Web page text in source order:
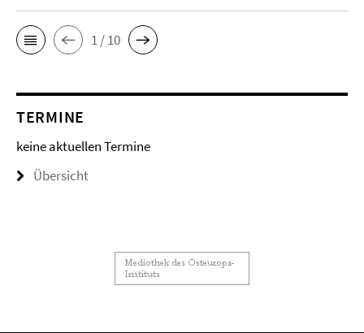
1 / 10
TERMINE
keine aktuellen Termine
Übersicht